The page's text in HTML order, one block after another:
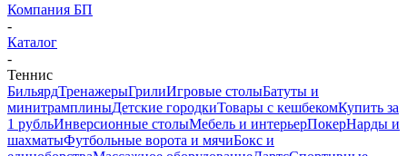
Компания БП
-
Каталог
-
Теннис
БильярдТренажерыГрилиИгровые столыБатуты и
минитрамплиныДетские городкиТовары с кешбекомКупить за
1 рубльИнверсионные столыМебель и интерьерПокерНарды и
шахматыФутбольные ворота и мячиБокс и